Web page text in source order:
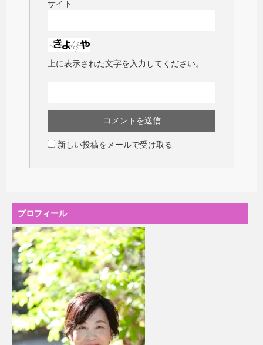
サイト
上に表示された文字を入力してください。
新しい投稿をメールで受け取る
プロフィール